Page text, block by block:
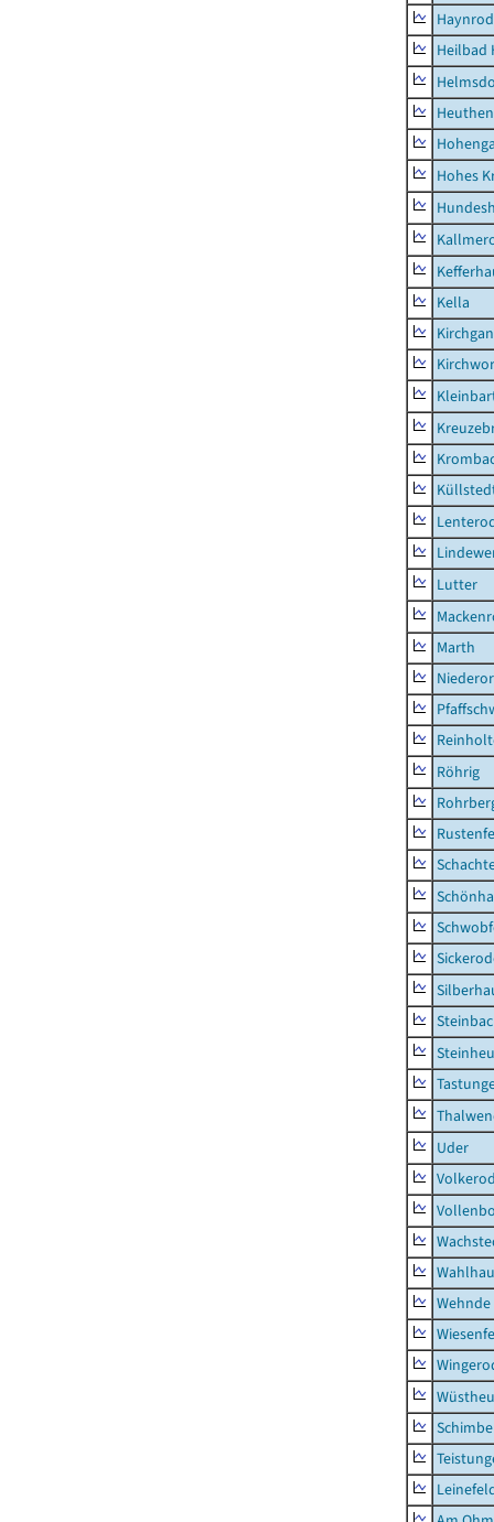
Heilbad
Heuthen
Hohes
Kella
Lutter
Marth
Röhrig
Uder
Wehnde